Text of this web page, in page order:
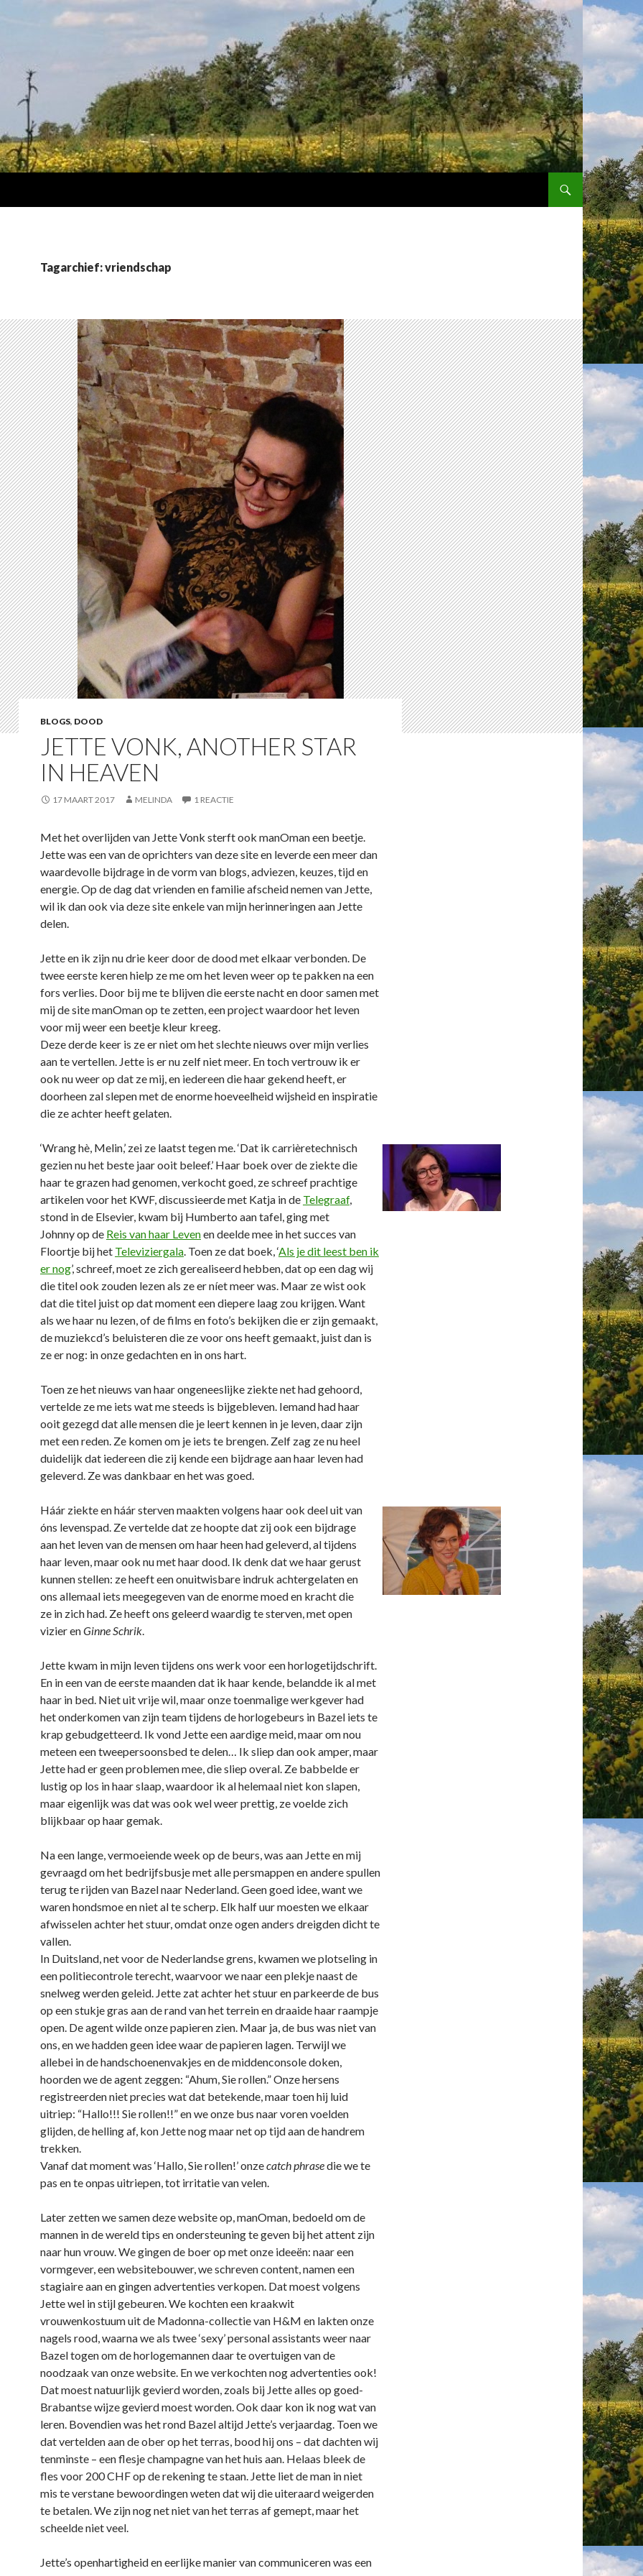
SPRING NAAR INHOUD
Tagarchief: vriendschap
BLOGS, DOOD
JETTE VONK, ANOTHER STAR
IN HEAVEN
17 MAART 2017 MELINDA 1 REACTIE
Met het overlijden van Jette Vonk sterft ook manOman een beetje.
Jette was een van de oprichters van deze site en leverde een meer dan
waardevolle bijdrage in de vorm van blogs, adviezen, keuzes, tijd en
energie. Op de dag dat vrienden en familie afscheid nemen van Jette,
wil ik dan ook via deze site enkele van mijn herinneringen aan Jette
delen.
Jette en ik zijn nu drie keer door de dood met elkaar verbonden. De
twee eerste keren hielp ze me om het leven weer op te pakken na een
fors verlies. Door bij me te blijven die eerste nacht en door samen met
mij de site manOman op te zetten, een project waardoor het leven
voor mij weer een beetje kleur kreeg.
Deze derde keer is ze er niet om het slechte nieuws over mijn verlies
aan te vertellen. Jette is er nu zelf niet meer. En toch vertrouw ik er
ook nu weer op dat ze mij, en iedereen die haar gekend heeft, er
doorheen zal slepen met de enorme hoeveelheid wijsheid en inspiratie
die ze achter heeft gelaten.
‘Wrang hè, Melin,’ zei ze laatst tegen me. ‘Dat ik carrièretechnisch
gezien nu het beste jaar ooit beleef.’ Haar boek over de ziekte die
haar te grazen had genomen, verkocht goed, ze schreef prachtige
artikelen voor het KWF, discussieerde met Katja in de Telegraaf,
stond in de Elsevier, kwam bij Humberto aan tafel, ging met
Johnny op de Reis van haar Levenen deelde mee in het succes van
Floortje bij het Televiziergala. Toen ze dat boek, ‘Als je dit leest ben ik
er nog’, schreef, moet ze zich gerealiseerd hebben, dat op een dag wij
die titel ook zouden lezen als ze er níet meer was. Maar ze wist ook
dat die titel juist op dat moment een diepere laag zou krijgen. Want
als we haar nu lezen, of de films en foto’s bekijken die er zijn gemaakt,
de muziekcd’s beluisteren die ze voor ons heeft gemaakt, juist dan is
ze er nog: in onze gedachten en in ons hart.
Toen ze het nieuws van haar ongeneeslijke ziekte net had gehoord,
vertelde ze me iets wat me steeds is bijgebleven. Iemand had haar
ooit gezegd dat alle mensen die je leert kennen in je leven, daar zijn
met een reden. Ze komen om je iets te brengen. Zelf zag ze nu heel
duidelijk dat iedereen die zij kende een bijdrage aan haar leven had
geleverd. Ze was dankbaar en het was goed.
Háár ziekte en háár sterven maakten volgens haar ook deel uit van
óns levenspad. Ze vertelde dat ze hoopte dat zij ook een bijdrage
aan het leven van de mensen om haar heen had geleverd, al tijdens
haar leven, maar ook nu met haar dood. Ik denk dat we haar gerust
kunnen stellen: ze heeft een onuitwisbare indruk achtergelaten en
ons allemaal iets meegegeven van de enorme moed en kracht die
ze in zich had. Ze heeft ons geleerd waardig te sterven, met open
vizier enGinne Schrik.
Jette kwam in mijn leven tijdens ons werk voor een horlogetijdschrift.
En in een van de eerste maanden dat ik haar kende, belandde ik al met
haar in bed. Niet uit vrije wil, maar onze toenmalige werkgever had
het onderkomen van zijn team tijdens de horlogebeurs in Bazel iets te
krap gebudgetteerd. Ik vond Jette een aardige meid, maar om nou
meteen een tweepersoonsbed te delen… Ik sliep dan ook amper, maar
Jette had er geen problemen mee, die sliep overal. Ze babbelde er
lustig op los in haar slaap, waardoor ik al helemaal niet kon slapen,
maar eigenlijk was dat was ook wel weer prettig, ze voelde zich
blijkbaar op haar gemak.
Na een lange, vermoeiende week op de beurs, was aan Jette en mij
gevraagd om het bedrijfsbusje met alle persmappen en andere spullen
terug te rijden van Bazel naar Nederland. Geen goed idee, want we
waren hondsmoe en niet al te scherp. Elk half uur moesten we elkaar
afwisselen achter het stuur, omdat onze ogen anders dreigden dicht te
vallen.
In Duitsland, net voor de Nederlandse grens, kwamen we plotseling in
een politiecontrole terecht, waarvoor we naar een plekje naast de
snelweg werden geleid. Jette zat achter het stuur en parkeerde de bus
op een stukje gras aan de rand van het terrein en draaide haar raampje
open. De agent wilde onze papieren zien. Maar ja, de bus was niet van
ons, en we hadden geen idee waar de papieren lagen. Terwijl we
allebei in de handschoenenvakjes en de middenconsole doken,
hoorden we de agent zeggen: “Ahum, Sie rollen.” Onze hersens
registreerden niet precies wat dat betekende, maar toen hij luid
uitriep: “Hallo!!! Sie rollen!!” en we onze bus naar voren voelden
glijden, de helling af, kon Jette nog maar net op tijd aan de handrem
trekken.
Vanaf dat moment was ‘Hallo, Sie rollen!’ onzecatch phrasedie we te
pas en te onpas uitriepen, tot irritatie van velen.
Later zetten we samen deze website op, manOman, bedoeld om de
mannen in de wereld tips en ondersteuning te geven bij het attent zijn
naar hun vrouw. We gingen de boer op met onze ideeën: naar een
vormgever, een websitebouwer, we schreven content, namen een
stagiaire aan en gingen advertenties verkopen. Dat moest volgens
Jette wel in stijl gebeuren. We kochten een kraakwit
vrouwenkostuum uit de Madonna-collectie van H&M en lakten onze
nagels rood, waarna we als twee ‘sexy’ personal assistants weer naar
Bazel togen om de horlogemannen daar te overtuigen van de
noodzaak van onze website. En we verkochten nog advertenties ook!
Dat moest natuurlijk gevierd worden, zoals bij Jette alles op goed-
Brabantse wijze gevierd moest worden. Ook daar kon ik nog wat van
leren. Bovendien was het rond Bazel altijd Jette’s verjaardag. Toen we
dat vertelden aan de ober op het terras, bood hij ons – dat dachten wij
tenminste – een flesje champagne van het huis aan. Helaas bleek de
fles voor 200 CHF op de rekening te staan. Jette liet de man in niet
mis te verstane bewoordingen weten dat wij die uiteraard weigerden
te betalen. We zijn nog net niet van het terras af gemept, maar het
scheelde niet veel.
Jette’s openhartigheid en eerlijke manier van communiceren was een